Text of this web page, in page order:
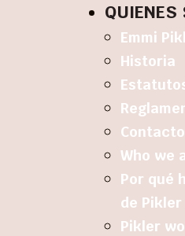
QUIENES
Emmi
Historia
Contacto
Who we
Por qué
de
Pikler